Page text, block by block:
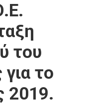
του
το
2019.